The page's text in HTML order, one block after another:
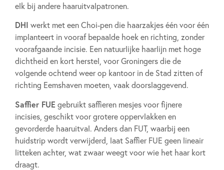
elk bij andere haaruitvalpatronen.
DHI werkt met een Choi-pen die haarzakjes één voor één
implanteert in vooraf bepaalde hoek en richting, zonder
voorafgaande incisie. Een natuurlijke haarlijn met hoge
dichtheid en kort herstel, voor Groningers die de
volgende ochtend weer op kantoor in de Stad zitten of
richting Eemshaven moeten, vaak doorslaggevend.
Saffier FUE gebruikt saffieren mesjes voor fijnere
incisies, geschikt voor grotere oppervlakken en
gevorderde haaruitval. Anders dan FUT, waarbij een
huidstrip wordt verwijderd, laat Saffier FUE geen lineair
litteken achter, wat zwaar weegt voor wie het haar kort
draagt.